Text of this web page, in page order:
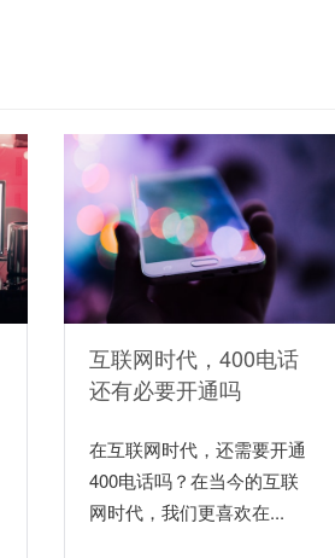
互联网时代，400电话
还有必要开通吗
在互联网时代，还需要开通
400电话吗？在当今的互联
网时代，我们更喜欢在...